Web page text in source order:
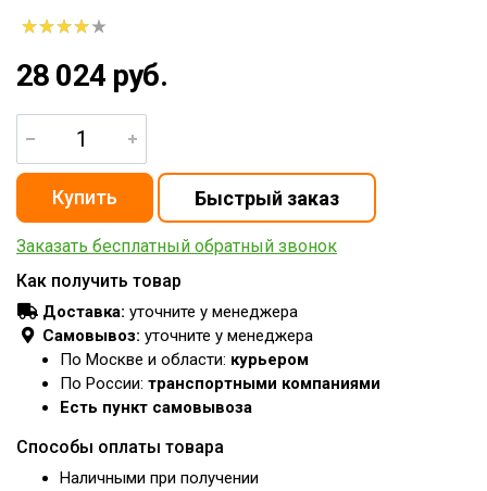
28 024 руб.
Заказать бесплатный обратный звонок
Как получить товар
Доставка: уточните у менеджера
Самовывоз: уточните у менеджера
По Москве и области: курьером
По России: транспортными компаниями
Есть пункт самовывоза
Способы оплаты товара
Наличными при получении